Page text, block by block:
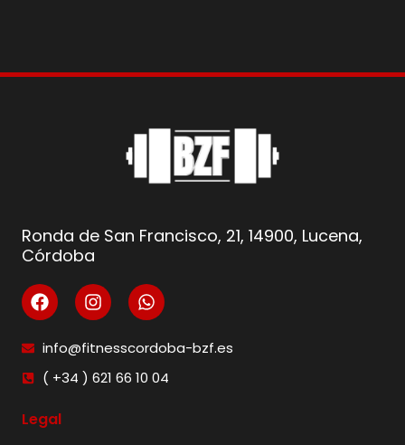
Ronda de San Francisco, 21, 14900, Lucena,
Córdoba
info@fitnesscordoba-bzf.es
( +34 ) 621 66 10 04
Legal